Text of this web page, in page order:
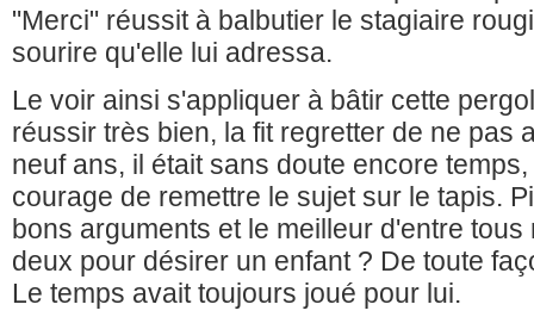
"Merci" réussit à balbutier le stagiaire
sourire qu'elle lui adressa.
Le voir ainsi s'appliquer à bâtir cette
réussir très bien, la fit regretter de ne pas
neuf ans, il était sans doute encore
courage de remettre le sujet sur le tapis.
bons arguments et le meilleur d'entre
deux pour désirer un enfant ? De toute
Le temps avait toujours joué pour lui.